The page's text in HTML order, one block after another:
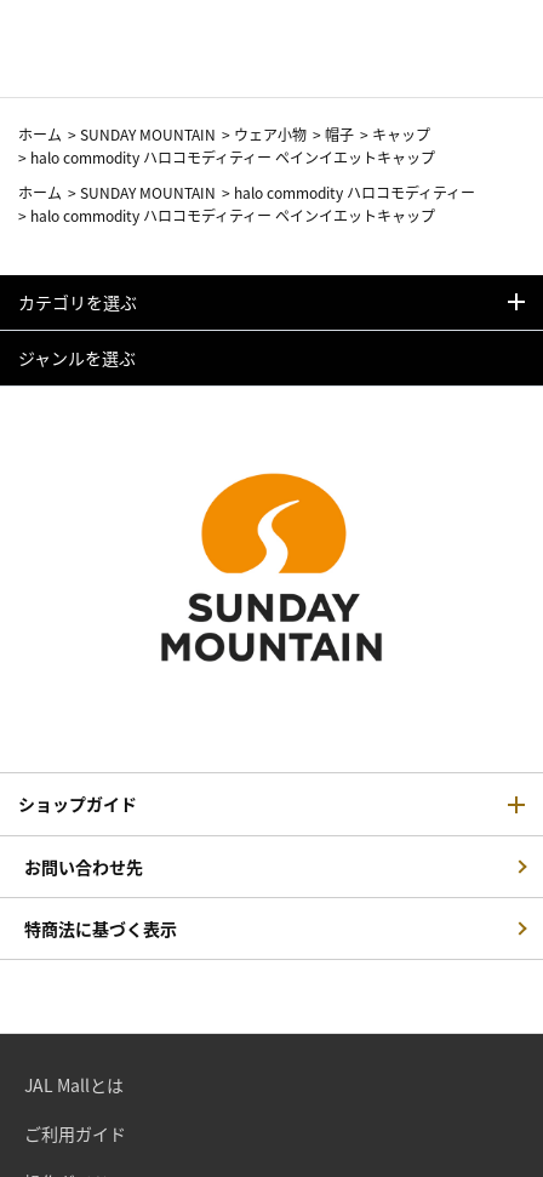
ホーム >SUNDAY MOUNTAIN > ウェア小物 >帽子 > キャップ
> halo commodity ハロコモディティー ペインイエットキャップ
ホーム >SUNDAY MOUNTAIN > halo commodity ハロコモディティー
> halo commodity ハロコモディティー ペインイエットキャップ
カテゴリを選ぶ
ジャンルを選ぶ
ショップガイド
お問い合わせ先
特商法に基づく表示
JAL Mallとは
ご利用ガイド